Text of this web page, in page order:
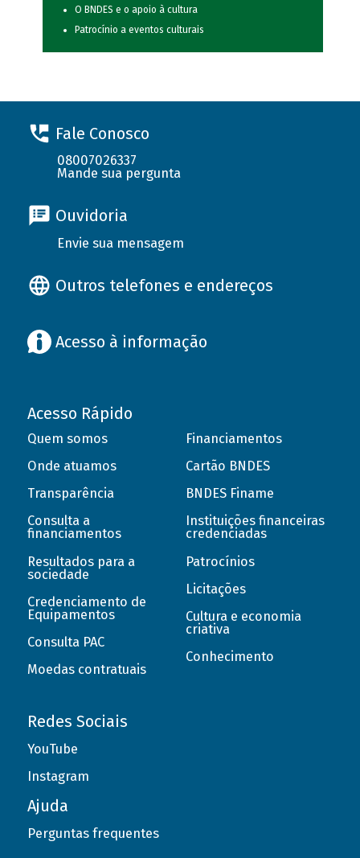
O BNDES e o apoio à cultura
Patrocínio a eventos culturais
Fale Conosco
08007026337
Mande sua pergunta
Ouvidoria
Envie sua mensagem
Outros telefones e endereços
Acesso à informação
Acesso Rápido
Quem somos
Onde atuamos
Transparência
Consulta a
financiamentos
Resultados para a
sociedade
Credenciamento de
Equipamentos
Consulta PAC
Moedas contratuais
Financiamentos
Cartão BNDES
BNDES Finame
Instituições financeiras
credenciadas
Patrocínios
Licitações
Cultura e economia
criativa
Conhecimento
Redes Sociais
YouTube
Instagram
Ajuda
Perguntas frequentes